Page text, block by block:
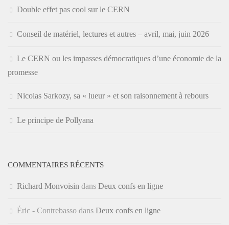
Double effet pas cool sur le CERN
Conseil de matériel, lectures et autres – avril, mai, juin 2026
Le CERN ou les impasses démocratiques d’une économie de la
promesse
Nicolas Sarkozy, sa « lueur » et son raisonnement à rebours
Le principe de Pollyana
COMMENTAIRES RÉCENTS
Richard Monvoisin dans Deux confs en ligne
Éric - Contrebasso dans Deux confs en ligne